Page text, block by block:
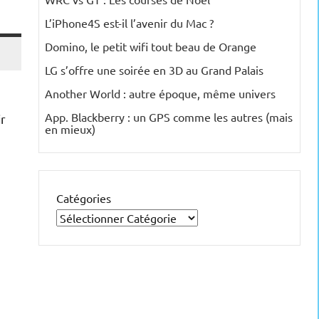
L’iPhone4S est-il l’avenir du Mac ?
Domino, le petit wifi tout beau de Orange
LG s’offre une soirée en 3D au Grand Palais
Another World : autre époque, même univers
App. Blackberry : un GPS comme les autres (mais
en mieux)
Catégories